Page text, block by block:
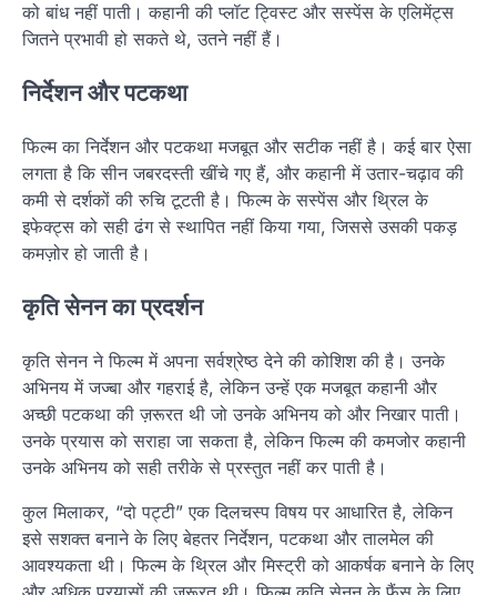
को बांध नहीं पाती। कहानी की प्लॉट ट्विस्ट और सस्पेंस के एलिमेंट्स
जितने प्रभावी हो सकते थे, उतने नहीं हैं।
निर्देशन और पटकथा
फिल्म का निर्देशन और पटकथा मजबूत और सटीक नहीं है। कई बार ऐसा
लगता है कि सीन जबरदस्ती खींचे गए हैं, और कहानी में उतार-चढ़ाव की
कमी से दर्शकों की रुचि टूटती है। फिल्म के सस्पेंस और थ्रिल के
इफेक्ट्स को सही ढंग से स्थापित नहीं किया गया, जिससे उसकी पकड़
कमज़ोर हो जाती है।
कृति सेनन का प्रदर्शन
कृति सेनन ने फिल्म में अपना सर्वश्रेष्ठ देने की कोशिश की है। उनके
अभिनय में जज्बा और गहराई है, लेकिन उन्हें एक मजबूत कहानी और
अच्छी पटकथा की ज़रूरत थी जो उनके अभिनय को और निखार पाती।
उनके प्रयास को सराहा जा सकता है, लेकिन फिल्म की कमजोर कहानी
उनके अभिनय को सही तरीके से प्रस्तुत नहीं कर पाती है।
कुल मिलाकर, “दो पट्टी” एक दिलचस्प विषय पर आधारित है, लेकिन
इसे सशक्त बनाने के लिए बेहतर निर्देशन, पटकथा और तालमेल की
आवश्यकता थी। फिल्म के थ्रिल और मिस्ट्री को आकर्षक बनाने के लिए